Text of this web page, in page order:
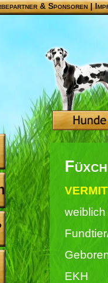
& Sponsoren|
weiblich
EKH